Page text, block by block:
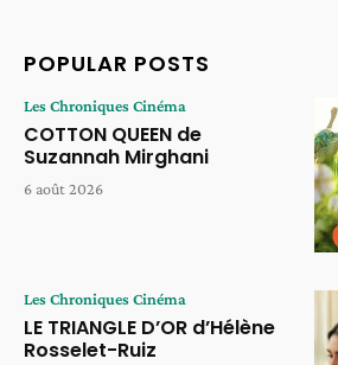
POPULAR POSTS
Les Chroniques Cinéma
COTTON QUEEN de
Suzannah Mirghani
6 août 2026
Les Chroniques Cinéma
LE TRIANGLE D’OR d’Hélène
Rosselet-Ruiz